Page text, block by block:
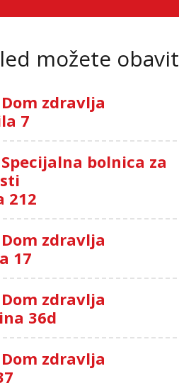
možete
Dom zdravlja
7
Specijalna bolnica za
212
Dom zdravlja
17
Dom zdravlja
36d
Dom zdravlja